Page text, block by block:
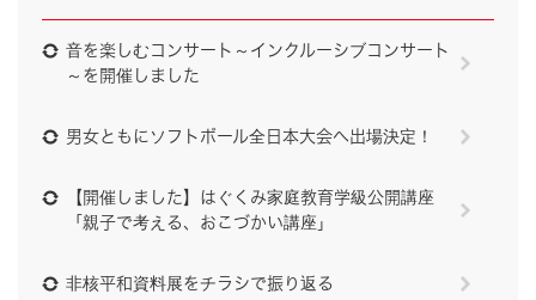
音を楽しむコンサート～インクルーシブコンサート
～を開催しました
男女ともにソフトボール全日本大会へ出場決定！
【開催しました】はぐくみ家庭教育学級公開講座
「親子で考える、おこづかい講座」
非核平和資料展をチラシで振り返る